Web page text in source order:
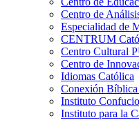
Centro de
Especialidad de
CENTRUM
Centro Cultural
Centro de
Idiomas Católica
Conexión
Instituto Confucio
Instituto para la